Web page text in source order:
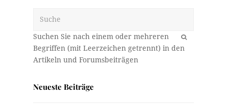
OK
Neueste Beiträge